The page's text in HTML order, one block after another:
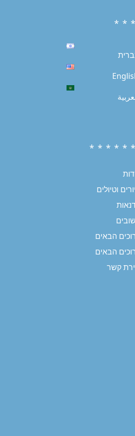
* * *
* * * * * *
וטיולים
הבאים
הבאים
קשר